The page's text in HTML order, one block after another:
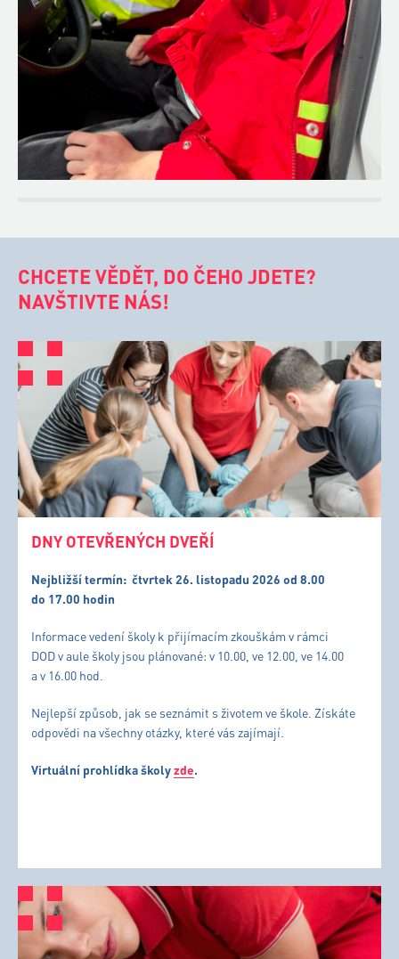
CHCETE VĚDĚT, DO ČEHO JDETE?
NAVŠTIVTE NÁS!
DNY OTEVŘENÝCH DVEŘÍ
Nejbližší termín: čtvrtek 26. listopadu 2026 od 8.00
do 17.00 hodin
Informace vedení školy k přijímacím zkouškám v rámci
DOD v aule školy jsou plánované: v 10.00, ve 12.00, ve 14.00
a v 16.00 hod.
Nejlepší způsob, jak se seznámit s životem ve škole. Získáte
odpovědi na všechny otázky, které vás zajímají.
Virtuální prohlídka školyzde.